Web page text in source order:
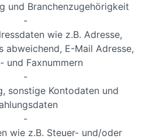
und Branchenzugehörigkeit
-
wie z.B. Adresse,
abweichend, E-Mail Adresse,
und Faxnummern
-
sonstige Kontodaten und
-
wie z.B. Steuer- und/oder